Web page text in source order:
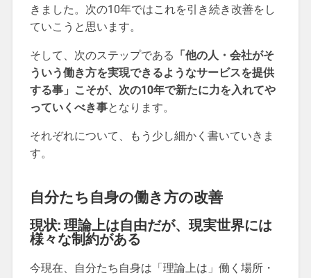
きました。次の10年ではこれを引き続き改善をし
ていこうと思います。
そして、次のステップである 「他の人・会社がそ
ういう働き方を実現できるようなサービスを提供
する事」こそが、次の10年で新たに力を入れてや
っていくべき事となります。
それぞれについて、もう少し細かく書いていきま
す。
自分たち自身の働き方の改善
現状: 理論上は自由だが、現実世界には
様々な制約がある
今現在、自分たち自身は「理論上は」働く場所・